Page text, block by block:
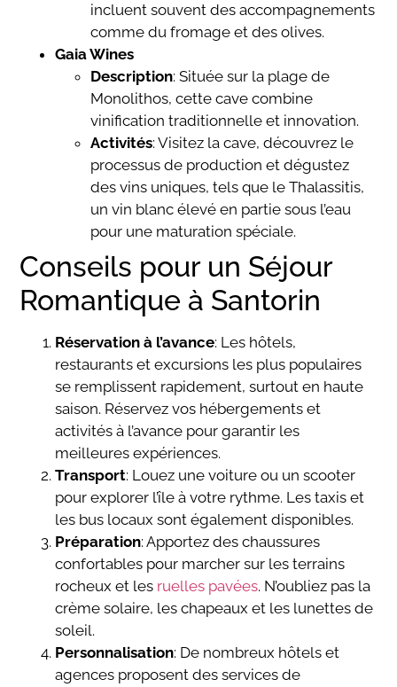
incluent souvent des accompagnements
comme du fromage et des olives.
Gaia Wines
Description: Située sur la plage de
Monolithos, cette cave combine
vinification traditionnelle et innovation.
Activités: Visitez la cave, découvrez le
processus de production et dégustez
des vins uniques, tels que le Thalassitis,
un vin blanc élevé en partie sous l’eau
pour une maturation spéciale.
Conseils pour un Séjour
Romantique à Santorin
Réservation à l’avance: Les hôtels,
restaurants et excursions les plus populaires
se remplissent rapidement, surtout en haute
saison. Réservez vos hébergements et
activités à l’avance pour garantir les
meilleures expériences.
Transport: Louez une voiture ou un scooter
pour explorer l’île à votre rythme. Les taxis et
les bus locaux sont également disponibles.
Préparation: Apportez des chaussures
confortables pour marcher sur les terrains
rocheux et les ruelles pavées. N’oubliez pas la
crème solaire, les chapeaux et les lunettes de
soleil.
Personnalisation: De nombreux hôtels et
agences proposent des services de